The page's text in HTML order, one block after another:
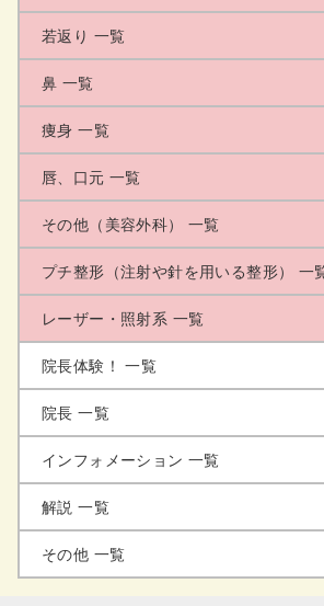
若返り 一覧
鼻 一覧
痩身 一覧
唇、口元 一覧
その他（美容外科） 一覧
プチ整形（注射や針を用いる整形） 一
レーザー・照射系 一覧
院長体験！ 一覧
院長 一覧
インフォメーション 一覧
解説 一覧
その他 一覧